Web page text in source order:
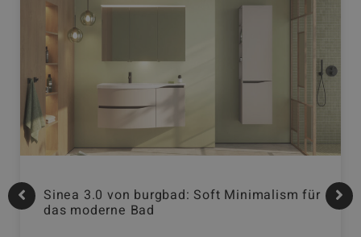
Sinea 3.0 von burgbad: Soft Minimalism für
das moderne Bad